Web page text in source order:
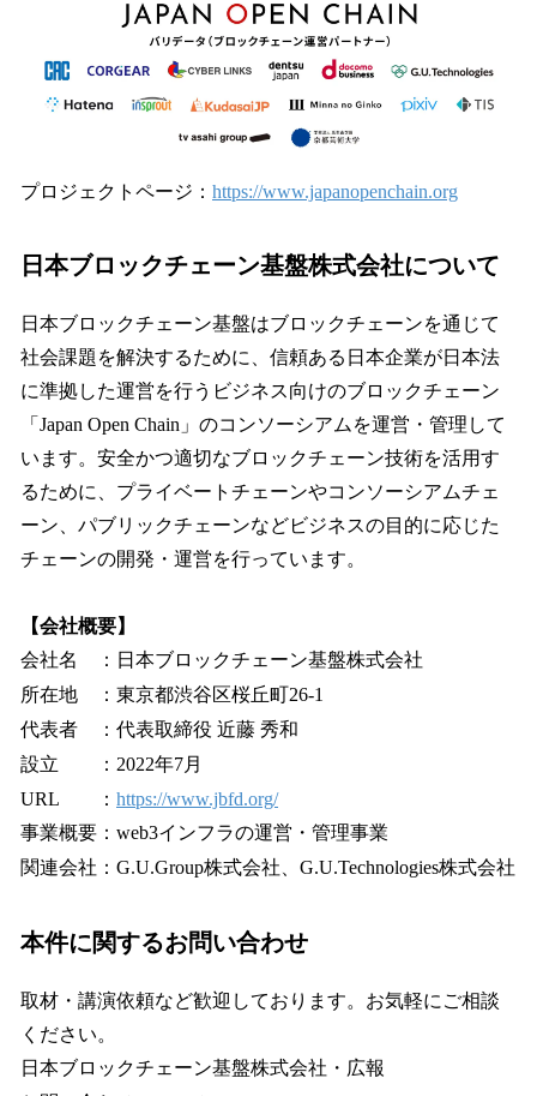
プロジェクトページ： https://www.japanopenchain.org
日本ブロックチェーン基盤株式会社について
日本ブロックチェーン基盤はブロックチェーンを通じて
社会課題を解決するために、信頼ある日本企業が日本法
に準拠した運営を行うビジネス向けのブロックチェーン
「Japan Open Chain」のコンソーシアムを運営・管理して
います。安全かつ適切なブロックチェーン技術を活用す
るために、プライベートチェーンやコンソーシアムチェ
ーン、パブリックチェーンなどビジネスの目的に応じた
チェーンの開発・運営を行っています。
【会社概要】
会社名 ：日本ブロックチェーン基盤株式会社
所在地 ：東京都渋谷区桜丘町26-1
代表者 ：代表取締役 近藤 秀和
設立 ：2022年7月
URL ： https://www.jbfd.org/
事業概要：web3インフラの運営・管理事業
関連会社：G.U.Group株式会社、G.U.Technologies株式会社
本件に関するお問い合わせ
取材・講演依頼など歓迎しております。お気軽にご相談
ください。
日本ブロックチェーン基盤株式会社・広報